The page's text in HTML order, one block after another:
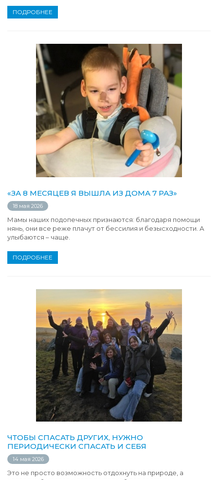
ПОДРОБНЕЕ
«ЗА 8 МЕСЯЦЕВ Я ВЫШЛА ИЗ ДОМА 7 РАЗ»
18 мая 2026
Мамы наших подопечных признаются: благодаря помощи
нянь, они все реже плачут от бессилия и безысходности. А
улыбаются – чаще.
ПОДРОБНЕЕ
ЧТОБЫ СПАСАТЬ ДРУГИХ, НУЖНО
ПЕРИОДИЧЕСКИ СПАСАТЬ И СЕБЯ
14 мая 2026
Это не просто возможность отдохнуть на природе, а